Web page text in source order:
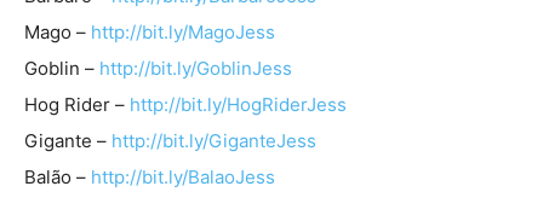
Mago – http://bit.ly/MagoJess
Goblin – http://bit.ly/GoblinJess
Hog Rider – http://bit.ly/HogRiderJess
Gigante – http://bit.ly/GiganteJess
Balão – http://bit.ly/BalaoJess